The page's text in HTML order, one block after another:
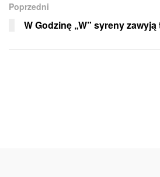
Poprzedni
W Godzinę „W” syreny